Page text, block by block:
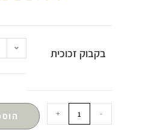
בקבוק זכוכית
-
+